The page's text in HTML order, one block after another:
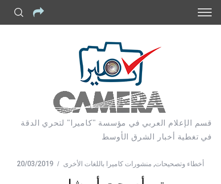
قسم الإعلام العربي في مؤسسة "كاميرا" لتحري الدقة
في تغطية أخبار الشرق الأوسط
أخطاء وتصحيحات, منشورات كاميرا باللغات الأخرى 20/03/2019